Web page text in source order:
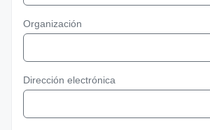
Organización
Dirección electrónica